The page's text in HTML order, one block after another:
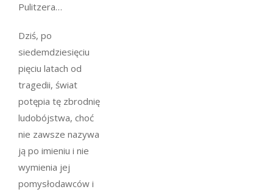
Pulitzera…
Dziś, po
siedemdziesięciu
pięciu latach od
tragedii, świat
potępia tę zbrodnię
ludobójstwa, choć
nie zawsze nazywa
ją po imieniu i nie
wymienia jej
pomysłodawców i